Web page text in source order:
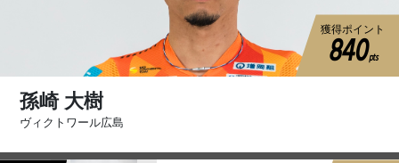
獲得ポイント
840pts
孫崎 大樹
ヴィクトワール広島